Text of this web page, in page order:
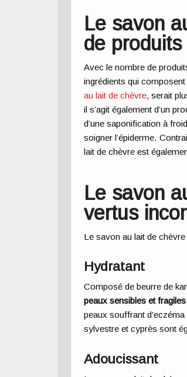
Le savon
de
Avec le nombre de
ingrédients qui
au lait de chèvre, serait
il s’agit également d’un
d’une saponification à
soigner l’épiderme.
lait de chèvre est
Le savon
vertus
Le savon au lait de
Hydratant
Composé de beurre de
peaux sensibles et fragiles
peaux souffrant
sylvestre et cyprès sont
Adoucissant